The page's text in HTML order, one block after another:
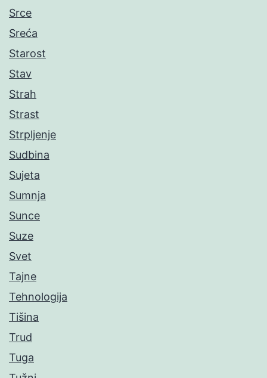
Srce
Sreća
Starost
Stav
Strah
Strast
Strpljenje
Sudbina
Sujeta
Sumnja
Sunce
Suze
Svet
Tajne
Tehnologija
Tišina
Trud
Tuga